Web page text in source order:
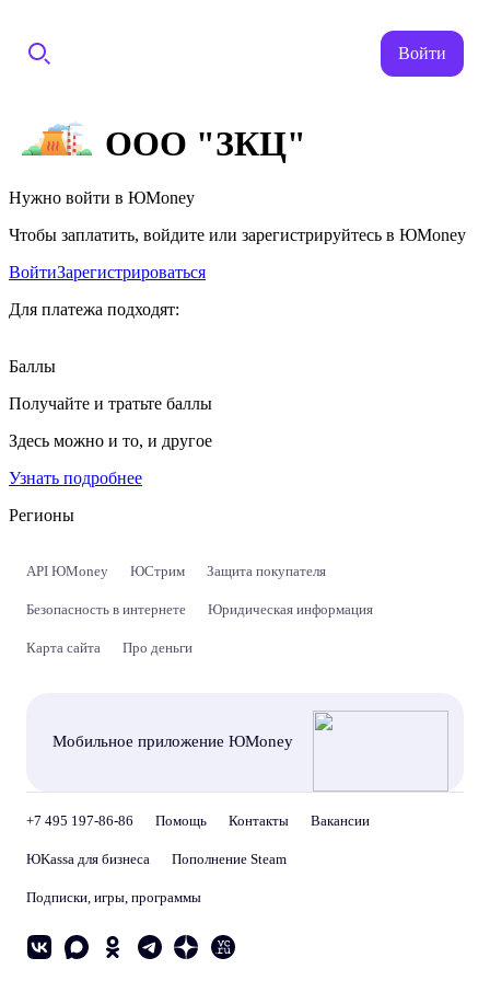
Войти
ООО "ЗКЦ"
Нужно войти в ЮMoney
Чтобы заплатить, войдите или зарегистрируйтесь в ЮMoney
ВойтиЗарегистрироваться
Для платежа подходят:
Баллы
Получайте и тратьте баллы
Здесь можно и то, и другое
Узнать подробнее
Регионы
API ЮMoney ЮСтрим Защита покупателя
Безопасность в интернете Юридическая информация
Карта сайта Про деньги
Мобильное приложение ЮMoney
+7 495 197-86-86 Помощь Контакты Вакансии
ЮKassa для бизнеса Пополнение Steam
Подписки, игры, программы